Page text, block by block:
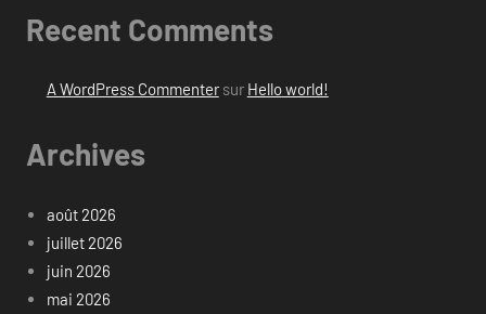
Recent Comments
A WordPress Commentersur Hello world!
Archives
août 2026
juillet 2026
juin 2026
mai 2026